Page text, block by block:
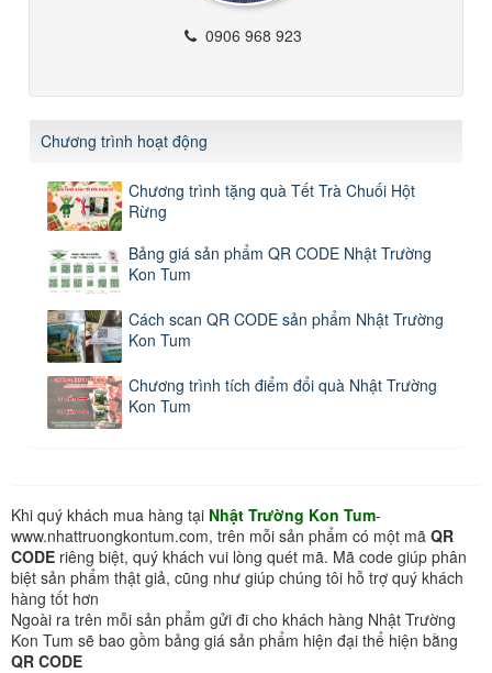
0906 968 923
Chương trình hoạt động
Chương trình tặng quà Tết Trà Chuối Hột
Rừng
Bảng giá sản phẩm QR CODE Nhật Trường
Kon Tum
Cách scan QR CODE sản phẩm Nhật Trường
Kon Tum
Chương trình tích điểm đổi quà Nhật Trường
Kon Tum
Khi quý khách mua hàng tại Nhật Trường Kon Tum-
www.nhattruongkontum.com, trên mỗi sản phẩm có một mã QR
CODE riêng biệt, quý khách vui lòng quét mã. Mã code giúp phân
biệt sản phẩm thật giả, cũng như giúp chúng tôi hỗ trợ quý khách
hàng tốt hơn
Ngoài ra trên mỗi sản phẩm gửi đi cho khách hàng Nhật Trường
Kon Tum sẽ bao gồm bảng giá sản phẩm hiện đại thể hiện bằng
QR CODE